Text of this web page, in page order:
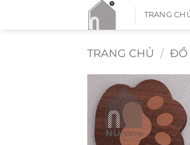
TRANG
TRANG CHỦ / ĐỒ